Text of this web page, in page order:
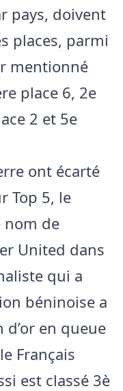
pays, doivent
places, parmi
mentionné
place 6, 2e
2 et 5e
ont écarté
Top 5, le
nom de
United dans
qui a
béninoise a
en queue
Français
est classé 3è